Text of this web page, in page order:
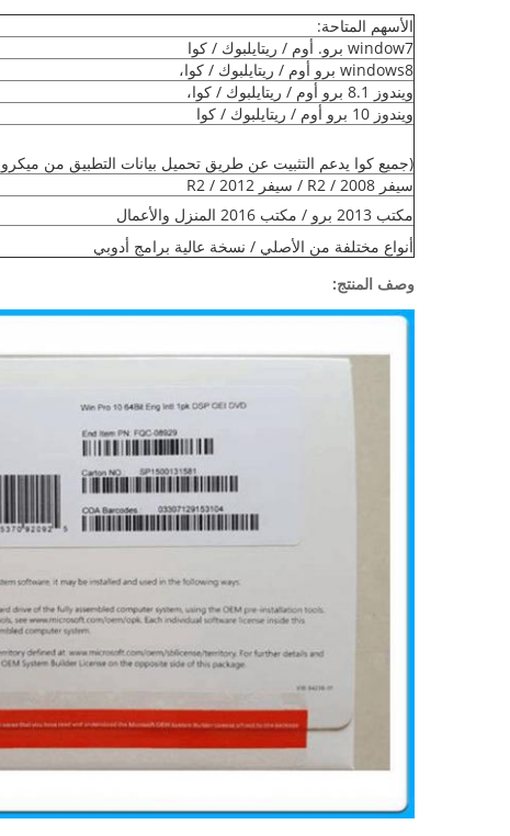
الأسهم المتاحة:
window7 برو. أوم / ريتايلبوك / كوا
windows8 برو أوم / ريتايلبوك / كوا،
ويندوز 8.1 برو أوم / ريتايلبوك / كوا،
ويندوز 10 برو أوم / ريتايلبوك / كوا
(جميع كوا يدعم التثبيت عن طريق تحميل بيانات التطبيق من
سيفر 2008 / R2 / سيفر 2012 / R2
مكتب 2013 برو / مكتب 2016 المنزل والأعمال
أنواع مختلفة من الأصلي / نسخة عالية برامج أدوبي
وصف المنتج: